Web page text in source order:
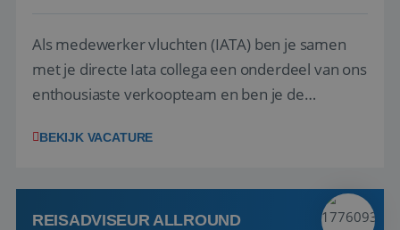
Als medewerker vluchten (IATA) ben je samen
met je directe Iata collega een onderdeel van ons
enthousiaste verkoopteam en ben je de
en tarieven waar je collega’s niet uitkomen.
kwaliteitsbewaking van alles wat met IATA te m...
BEKIJK VACATURE
REISADVISEUR ALLROUND